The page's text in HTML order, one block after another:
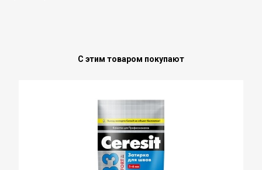
С этим товаром покупают